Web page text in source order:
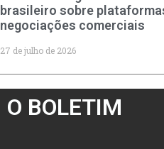
brasileiro sobre
negociações comerciais
27 de julho de 2026
O BOLETIM